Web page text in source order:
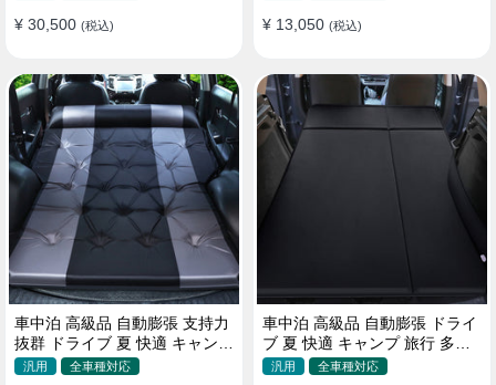
¥ 30,500 (税込) ¥ 13,050 (税込)
車中泊 高級品 自動膨張 支持力
抜群 ドライブ 夏 快適 キャンプ
旅行 省スペース エアーベッド
汎用 全車種対応
車中泊 高級品 自動膨張 ドライ
ブ 夏 快適 キャンプ 旅行 多用
取付簡単 収納便利 エアーベッ
汎用 全車種対応